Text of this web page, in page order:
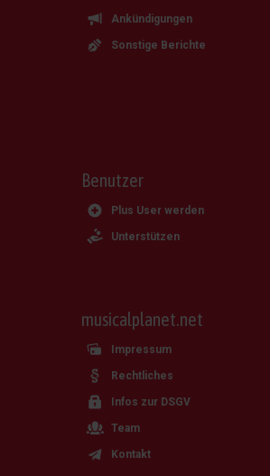
Ankündigungen
Sonstige Berichte
Benutzer
Plus User werden
Unterstützen
musicalplanet.net
Impressum
Rechtliches
Infos zur DSGV
Team
Kontakt